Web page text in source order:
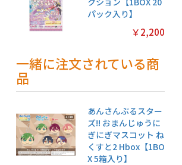
パック入り】
￥2,200
一緒に注文されている商
品
あんさんぶるスター
ズ!! おまんじゅうに
ぎにぎマスコット ね
くすと2 Hbox【1BO
X 5箱入り】